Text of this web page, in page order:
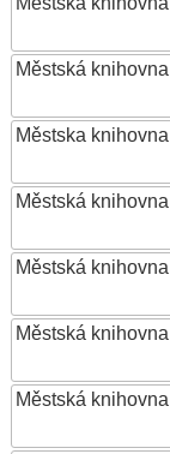
Městská
Městska
Městská
Městská
Městská
Městská